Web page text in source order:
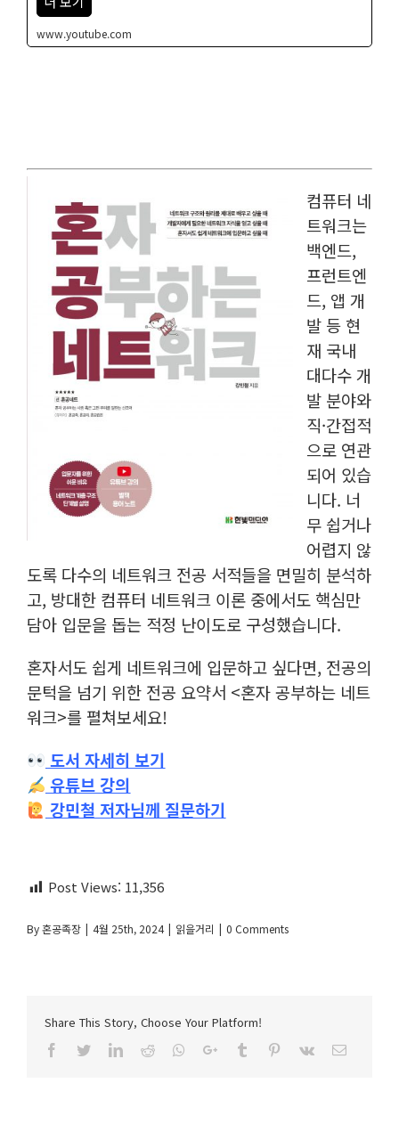
www.youtube.com
컴퓨터 네
트워크는
백엔드,
프런트엔
드, 앱 개
발 등 현
재 국내
대다수 개
발 분야와
직·간접적
으로 연관
되어 있습
니다. 너
무 쉽거나
어렵지 않
도록 다수의 네트워크 전공 서적들을 면밀히 분석하
고, 방대한 컴퓨터 네트워크 이론 중에서도 핵심만
담아 입문을 돕는 적정 난이도로 구성했습니다.
혼자서도 쉽게 네트워크에 입문하고 싶다면, 전공의
문턱을 넘기 위한 전공 요약서 <혼자 공부하는 네트
워크>를 펼쳐보세요!
도서 자세히 보기
유튜브 강의
강민철 저자님께 질문하기
Post Views: 11,356
By혼공족장 | 4월 25th, 2024 | 읽을거리 | 0 Comments
Share This Story, Choose Your Platform!
Facebook
TwitterLinkedIn
Reddit Whatsapp
Google+Tumblr Pinterest
Vk Email